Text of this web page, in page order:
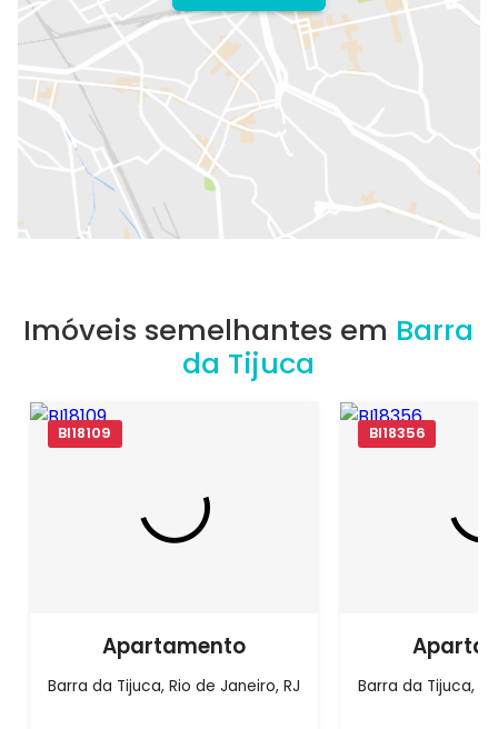
Imóveis semelhantes em Barra
da Tijuca
BI18109
Apartamento
Barra da Tijuca, Rio de Janeiro, RJ
BI18356
Barra da Tijuca,